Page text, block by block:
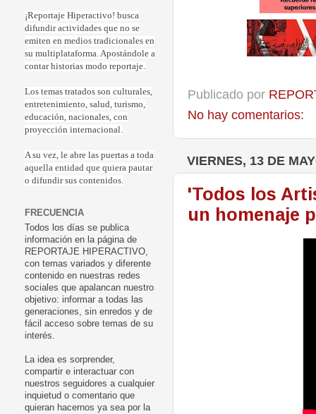
Publicado por
No hay comentarios:
VIERNES, 13 DE
'Todos los
un homenaje
¡Reportaje Hiperactivo! busca
difundir actividades que no se
emiten en medios tradicionales en
su multiplataforma. Apostándole a
contar historias modo reportaje.
Los temas tratados son culturales,
entretenimiento, salud, turismo,
educación, nacionales, con
proyección internacional.
A su vez, le abre las puertas a toda
aquella entidad que quiera pautar
o difundir sus contenidos.
FRECUENCIA
Todos los días se publica
información en la página de
REPORTAJE HIPERACTIVO,
con temas variados y diferente
contenido en nuestras redes
sociales que apalancan nuestro
objetivo: informar a todas las
generaciones, sin enredos y de
fácil acceso sobre temas de su
interés.
La idea es sorprender,
compartir e interactuar con
nuestros seguidores a cualquier
inquietud o comentario que
quieran hacernos ya sea por la